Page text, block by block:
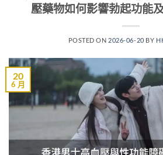
壓藥物如何影響勃起功能
POSTED ON 2026-06-20 BY
20
6 月